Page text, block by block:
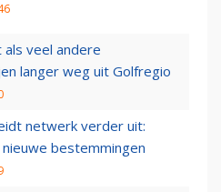
veel andere
langer weg uit Golfregio
netwerk verder uit:
bestemmingen